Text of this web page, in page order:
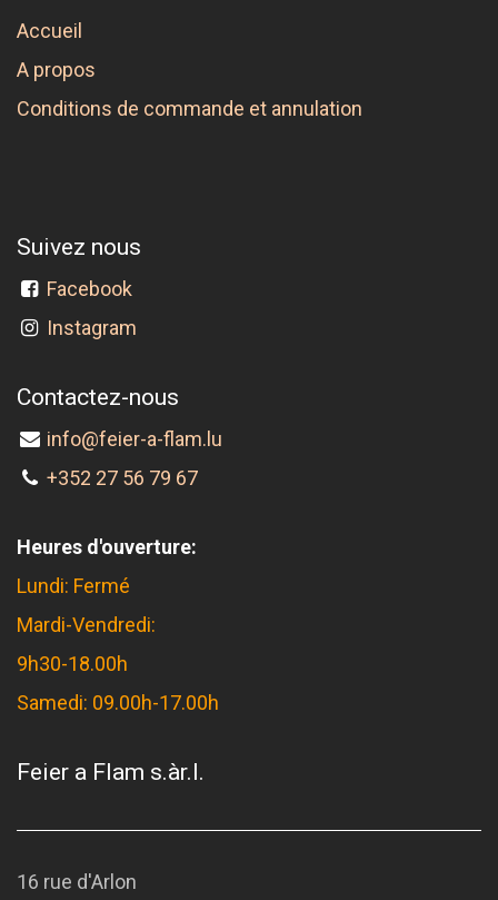
Accueil
A propos
Conditions de commande et annulation
Suivez nous
Facebook
Instagram
Contactez-nous
info@feier-a-flam.lu
+352 27 56 79 67
Heures d'ouverture:
Lundi: Fermé
Mardi-Vendredi:
9h30-18.00h
Samedi: 09.00h-17.00h
Feier a Flam s.àr.l.
16 rue d'Arlon